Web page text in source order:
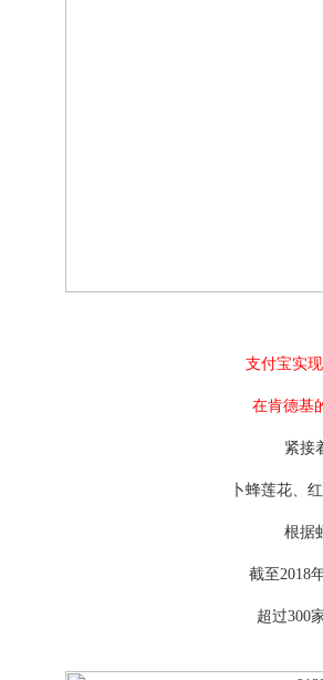
支付宝实
在肯德基
紧接
卜蜂莲花、
根据
截至2018
超过300